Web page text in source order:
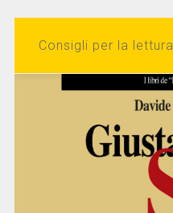
Consigli per la lettura